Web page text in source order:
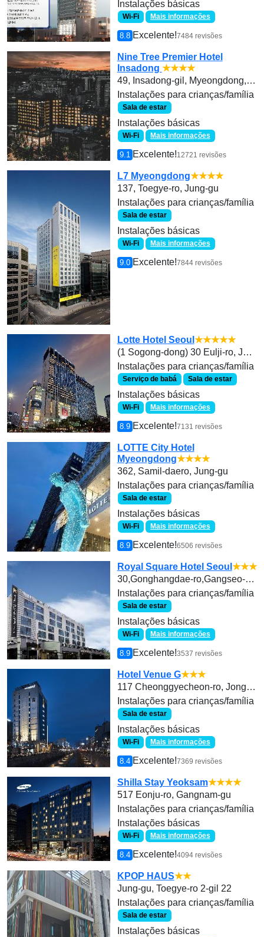
Instalações básicas
Wi-Fi Mais informações
8.8 Excelente!7484 revisões
Nine Tree Premier Hotel
Insadong ★★★★
49, Insadong-gil, Myeongdong, Jongno-gu
Instalações para crianças/família
Sala de estar
Instalações básicas
Wi-Fi Mais informações
9.1 Excelente!12721 revisões
L7 Myeongdong★★★★
137, Toegye-ro, Jung-gu
Instalações para crianças/família
Sala de estar
Instalações básicas
Wi-Fi Mais informações
9.0 Excelente!7844 revisões
Lotte Hotel Seoul ★★★★★
(1 Sogong-dong) 30 Eulji-ro, Jung-gu
Instalações para crianças/família
Serviço de babá Sala de estar
Instalações básicas
Wi-Fi Mais informações
8.9 Excelente!7131 revisões
LOTTE City Hotel
Myeongdong★★★★
362, Samil-daero, Jung-gu
Instalações para crianças/família
Sala de estar
Instalações básicas
Wi-Fi Mais informações
8.9 Excelente!6506 revisões
Royal Square Hotel Seoul ★★★
30,Gonghangdae-ro,Gangseo-gu,Seoul
Instalações para crianças/família
Sala de estar
Instalações básicas
Wi-Fi Mais informações
8.9 Excelente!3537 revisões
Hotel Venue G★★★
117 Cheonggyecheon-ro, Jongno-gu
Instalações para crianças/família
Sala de estar
Instalações básicas
Wi-Fi Mais informações
8.4 Excelente!7369 revisões
Shilla Stay Yeoksam★★★★
517 Eonju-ro, Gangnam-gu
Instalações para crianças/família
Instalações básicas
Wi-Fi Mais informações
8.4 Excelente!4094 revisões
KPOP HAUS★★
Jung-gu, Toegye-ro 2-gil 22
Instalações para crianças/família
Sala de estar
Instalações básicas